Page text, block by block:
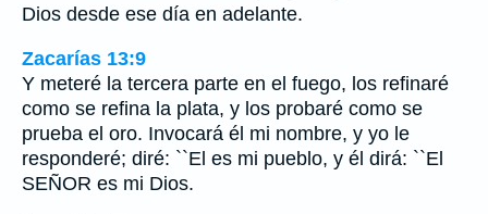
Dios desde ese día en adelante.
Zacarías 13:9
Y meteré la tercera parte en el fuego, los refinaré
como se refina la plata, y los probaré como se
prueba el oro. Invocará él mi nombre, y yo le
responderé; diré: ``El es mi pueblo, y él dirá: ``El
SEÑOR es mi Dios.